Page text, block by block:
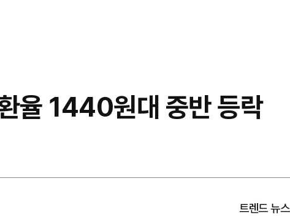
율 1440원대 중반 등락
트렌드 뉴스